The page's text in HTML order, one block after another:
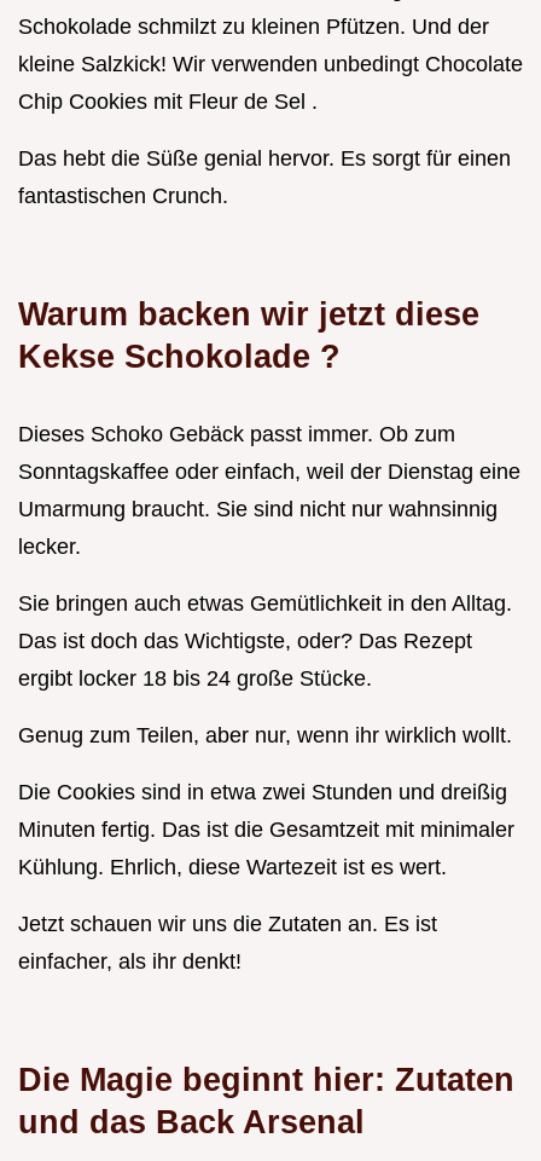
Schokolade schmilzt zu kleinen Pfützen. Und der
kleine Salzkick! Wir verwenden unbedingt Chocolate
Chip Cookies mit Fleur de Sel .
Das hebt die Süße genial hervor. Es sorgt für einen
fantastischen Crunch.
Warum backen wir jetzt diese
Kekse Schokolade ?
Dieses Schoko Gebäck passt immer. Ob zum
Sonntagskaffee oder einfach, weil der Dienstag eine
Umarmung braucht. Sie sind nicht nur wahnsinnig
lecker.
Sie bringen auch etwas Gemütlichkeit in den Alltag.
Das ist doch das Wichtigste, oder? Das Rezept
ergibt locker 18 bis 24 große Stücke.
Genug zum Teilen, aber nur, wenn ihr wirklich wollt.
Die Cookies sind in etwa zwei Stunden und dreißig
Minuten fertig. Das ist die Gesamtzeit mit minimaler
Kühlung. Ehrlich, diese Wartezeit ist es wert.
Jetzt schauen wir uns die Zutaten an. Es ist
einfacher, als ihr denkt!
Die Magie beginnt hier: Zutaten
und das Back Arsenal